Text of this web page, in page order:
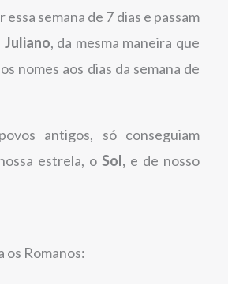
semana de 7 dias e passam
Juliano, da mesma maneira que
nomes aos dias da semana de
antigos, só conseguiam
estrela, o Sol,e de nosso
os Romanos: